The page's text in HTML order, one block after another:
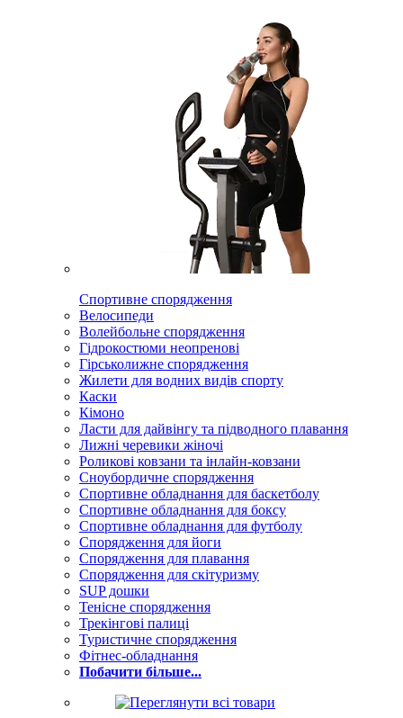
Спортивне спорядження
Велосипеди
Волейбольне спорядження
Гідрокостюми неопренові
Гірськолижне спорядження
Жилети для водних видів спорту
Каски
Кімоно
Ласти для дайвінгу та підводного плавання
Лижні черевики жіночі
Роликові ковзани та інлайн-ковзани
Сноубордичне спорядження
Спортивне обладнання для баскетболу
Спортивне обладнання для боксу
Спортивне обладнання для футболу
Спорядження для йоги
Спорядження для плавання
Спорядження для скітуризму
SUP дошки
Тенісне спорядження
Трекінгові палиці
Туристичне спорядження
Фітнес-обладнання
Побачити більше...